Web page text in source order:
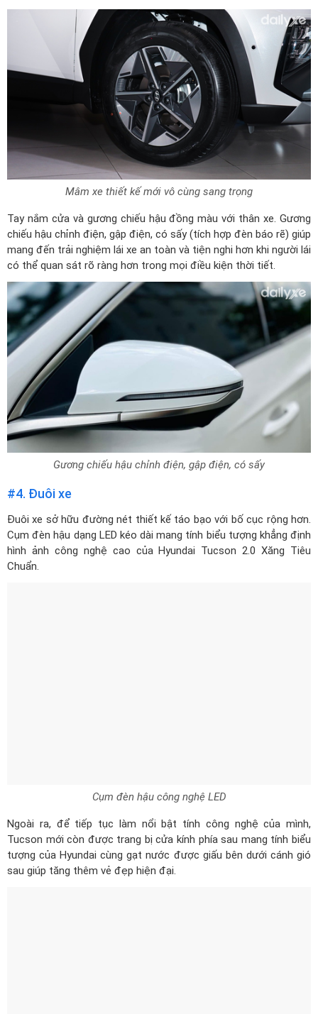
Mâm xe thiết kế mới vô cùng sang trọng
Tay nắm cửa và gương chiếu hậu đồng màu với thân xe. Gương
chiếu hậu chỉnh điện, gập điện, có sấy (tích hợp đèn báo rẽ) giúp
mang đến trải nghiệm lái xe an toàn và tiện nghi hơn khi người lái
có thể quan sát rõ ràng hơn trong mọi điều kiện thời tiết.
Gương chiếu hậu chỉnh điện, gập điện, có sấy
#4. Đuôi xe
Đuôi xe sở hữu đường nét thiết kế táo bạo với bố cục rộng hơn.
Cụm đèn hậu dạng LED kéo dài mang tính biểu tượng khẳng định
hình ảnh công nghệ cao của Hyundai Tucson 2.0 Xăng Tiêu
Chuẩn.
Ngoài ra, để tiếp tục làm nổi bật tính công nghệ của mình,
tượng của Hyundai cùng gạt nước được giấu bên dưới cánh gió
sau giúp tăng thêm vẻ đẹp hiện đại.